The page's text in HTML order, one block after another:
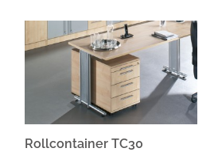
Rollcontainer TC30